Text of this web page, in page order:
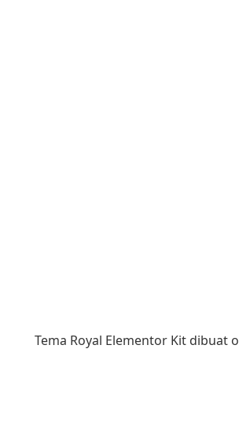
Tema Royal Elementor Kit dibuat